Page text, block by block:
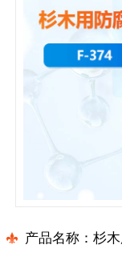
产品名称： 杉